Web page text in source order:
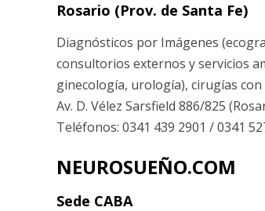
Rosario (Prov. de Santa Fe)
Diagnósticos por Imágenes
consultorios externos y servicios
ginecología, urología), cirugías
Av. D. Vélez Sarsfield 886/825
Teléfonos: 0341 439 2901 / 0341
NEUROSUEÑO.COM
Sede CABA